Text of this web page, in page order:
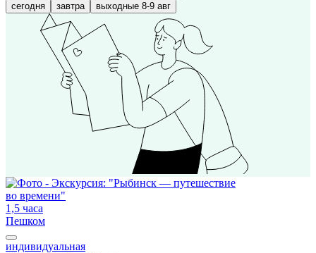
сегодня завтра выходные 8-9 авг
1,5 часа
Пешком
индивидуальная